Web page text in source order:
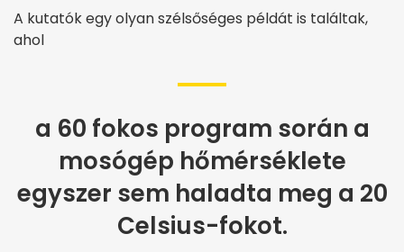
A kutatók egy olyan szélsőséges példát is találtak,
ahol
a 60 fokos program során a
mosógép hőmérséklete
egyszer sem haladta meg a 20
Celsius-fokot.